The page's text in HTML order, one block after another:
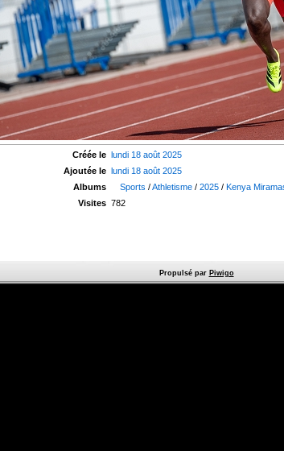
Créée le lundi 18 août 2025
Ajoutée le lundi 18 août 2025
Albums
Sports /Athletisme /2025 /Kenya
Visites 782
Propulsé par Piwigo